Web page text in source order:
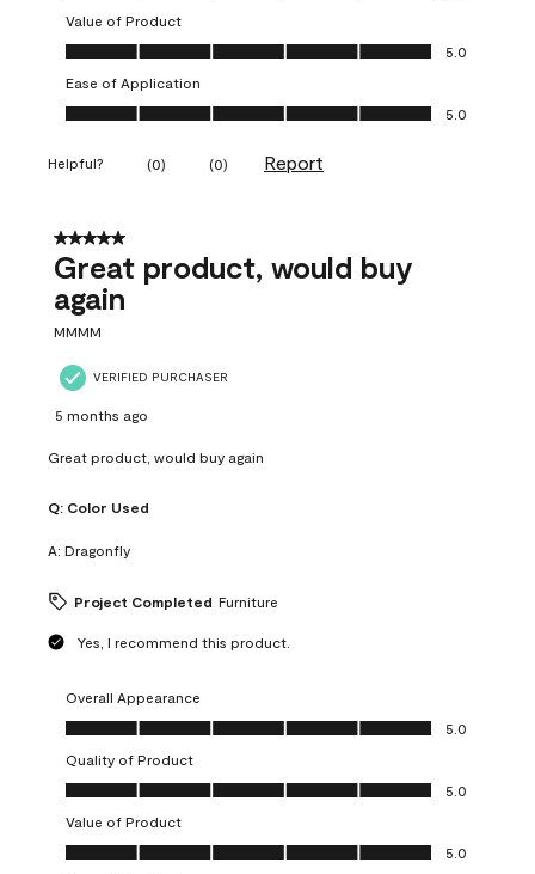
Value of Product
Value of Product, 5.0 out of 5
5.0
Ease of Application
Ease of Application, 5.0 out of 5
5.0
Helpful? (0) (0) Report
5 out of 5 stars.
Great product, would buy
again
MMMM
VERIFIED PURCHASER
5 months ago
Great product, would buy again
Q: Color Used
A: Dragonfly
Project Completed Furniture
Yes, I recommend this product.
Overall Appearance
Overall Appearance, 5.0 out of 5
5.0
Quality of Product
Quality of Product, 5.0 out of 5
5.0
Value of Product
Value of Product, 5.0 out of 5
5.0